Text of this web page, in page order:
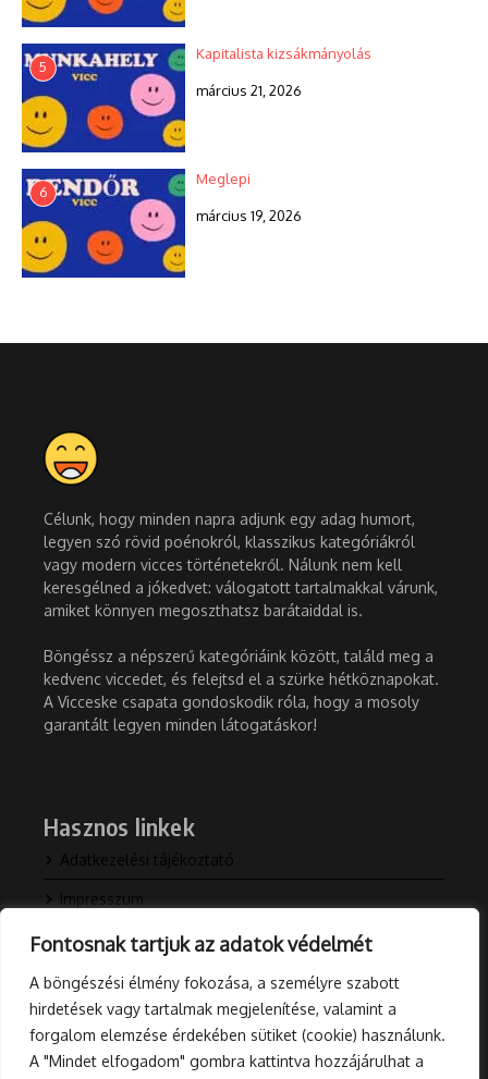
Fontosnak tartjuk az adatok védelmét
A böngészési élmény fokozása, a személyre szabott
hirdetések vagy tartalmak megjelenítése, valamint a
forgalom elemzése érdekében sütiket (cookie) használunk.
A "Mindet elfogadom" gombra kattintva hozzájárulhat a
5
Kapitalista kizsákmányolás
március 21, 2026
6
Meglepi
március 19, 2026
Célunk, hogy minden napra adjunk egy adag humort,
legyen szó rövid poénokról, klasszikus kategóriákról
vagy modern vicces történetekről. Nálunk nem kell
keresgélned a jókedvet: válogatott tartalmakkal várunk,
amiket könnyen megoszthatsz barátaiddal is.
Böngéssz a népszerű kategóriáink között, találd meg a
kedvenc viccedet, és felejtsd el a szürke hétköznapokat.
A Vicceske csapata gondoskodik róla, hogy a mosoly
garantált legyen minden látogatáskor!
Hasznos linkek
Adatkezelési tájékoztató
Impresszum
Kapcsolat
Rólunk
Blog